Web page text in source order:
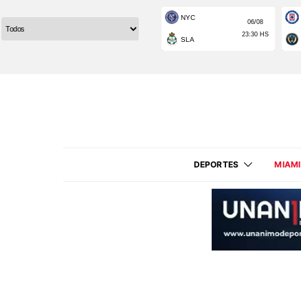
DEPORTES MIAMI